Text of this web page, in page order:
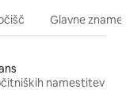
Glavne
namestitev